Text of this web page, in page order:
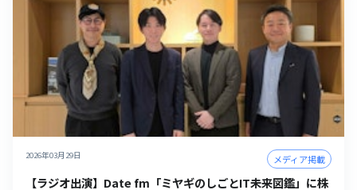
2026年03月29日 メディア掲載
【ラジオ出演】Date fm「ミヤギのしごとIT未来図鑑」に株